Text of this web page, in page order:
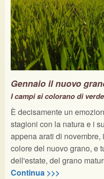
Gennaio il nuovo
I campi si colorano di verde
È decisamente un
stagioni con la natura e i
appena arati di
colore del nuovo grano, e
dell'estate, del grano
Continua >>>